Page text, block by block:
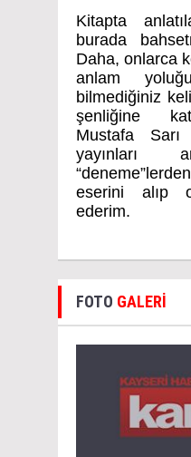
Kitapta
burada
Daha, onlarca
anlam
bilmediğiniz
şenliğine
Mustafa Sarı
yayınları
eserini alıp
ederim.
FOTO GALERİ